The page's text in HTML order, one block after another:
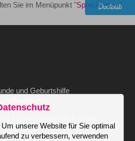
Sie im Menüpunkt "Sprechzeiten".
und Geburtshilfe
Frauenstraße) im 4. Stock
unsere Website für Sie optimal
zu verbessern, verwenden